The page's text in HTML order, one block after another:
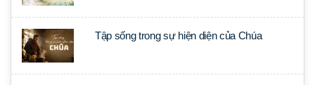
Tập sống trong sự hiện diện của Chúa